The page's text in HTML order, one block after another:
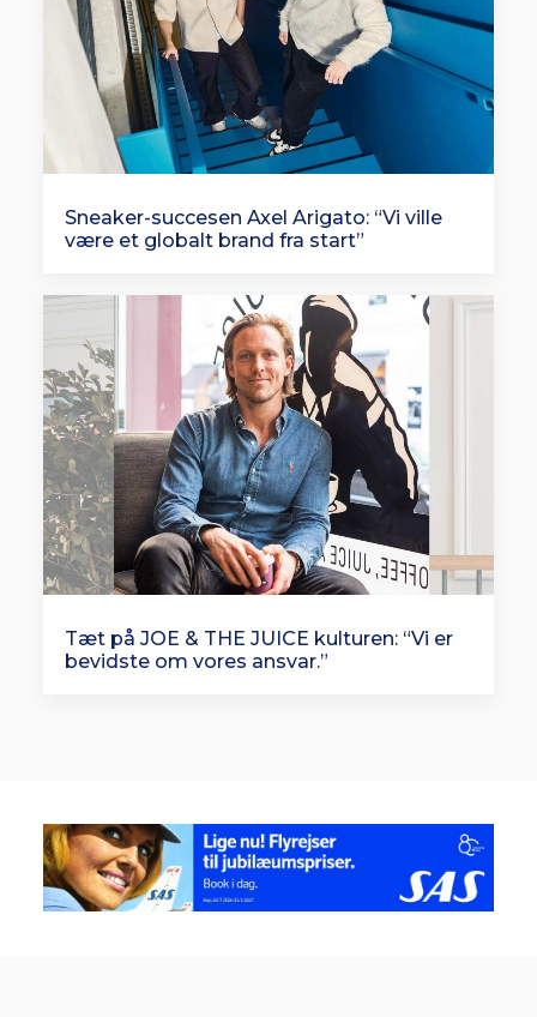
Sneaker-succesen Axel Arigato: “Vi ville
være et globalt brand fra start”
Tæt på JOE & THE JUICE kulturen: “Vi er
bevidste om vores ansvar.”